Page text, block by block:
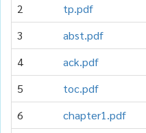
2
tp.pdf
3
abst.pdf
4
ack.pdf
5
toc.pdf
6
chapter1.pdf